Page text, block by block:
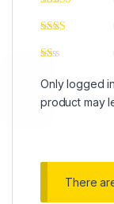
Only logged
product may
There